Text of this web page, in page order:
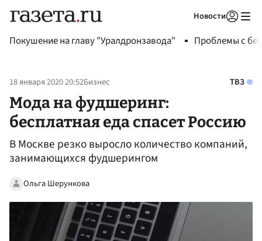
Новости
Покушение на главу "Уралдронзавода" Проблемы с
18 января 2020 20:52Бизнес ТВЗ
Мода на фудшеринг:
бесплатная еда спасет Россию
В Москве резко выросло количество компаний,
занимающихся фудшерингом
Ольга Шерункова